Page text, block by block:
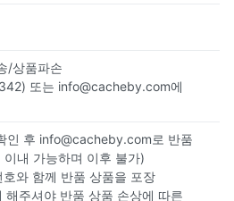
/상품파손
또는 info@cacheby.com에
인 후 info@cacheby.com로 반품
내 가능하며 이후 불가)
와 함께 반품 상품을 포장
해주셔야 반품 상품 손상에 따른